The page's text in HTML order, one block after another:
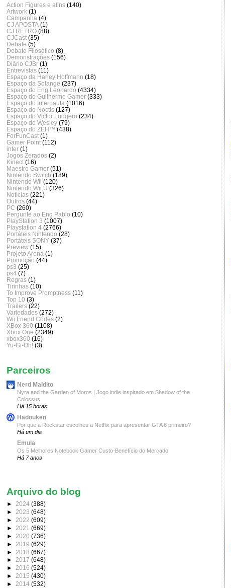
Action Figures e afins (140)
Artwork (1)
Campanha (4)
CJ APOSTA (1)
CJ RETRO (88)
CJCast (35)
Debate (5)
Debate Filosófico (8)
Demonstrações (156)
Diário CJBr (1)
Entrevistas (11)
Espaço da Harley Hoffmann (18)
Espaço da Solange (237)
Espaço do Eng Leonardo (4334)
Espaço do Guilherme Gamer (333)
Espaço do Internauta (1016)
Espaço do Noctis (127)
Espaço do Victor Ludgero (234)
Espaço do Wesley (79)
Espaço do ZÈH™ (438)
ForFunCast (1)
Gamer Point (112)
inter (1)
Jogos Zerados (2)
Kinect (16)
Maestro Gamer (51)
Nintendo Switch (189)
Nintendo Wii (120)
Nintendo Wii U (326)
Notícias (221)
Outros (44)
PC (260)
Pergunte ao Eng Pablo (10)
PlayStation 3 (1007)
Playstation 4 (2766)
Portáteis Nintendo (28)
Portáteis SONY (37)
Preview (15)
Projeto Arena (1)
Promoção (44)
ps3 (25)
ps4 (7)
Regras (1)
Tirinhas (10)
To Improve Promptness (11)
Top 10 (3)
Trailers (22)
Variedades (272)
Wii Friend Codes (2)
XBox 360 (1108)
Xbox One (2349)
xbox360 (16)
Yu-Gi-Oh! (3)
Parceiros
Nerd Maldito
Nyra and the Garden of Moros | Jogo indie inspirado em Shadow of the
Colossus
Há 15 horas
Hadouken
Por que a Rockstar escolheu a Netflix para apresentar GTA 6 primeiro?
Há um dia
Emula
Os 5 Melhores Notebook Gamer Custo-Benefício do Mercado
Há 7 anos
Arquivo do blog
► 2024 (388)
► 2023 (648)
► 2022 (609)
► 2021 (669)
► 2020 (736)
► 2019 (629)
► 2018 (667)
► 2017 (648)
► 2016 (524)
► 2015 (430)
► 2014 (532)